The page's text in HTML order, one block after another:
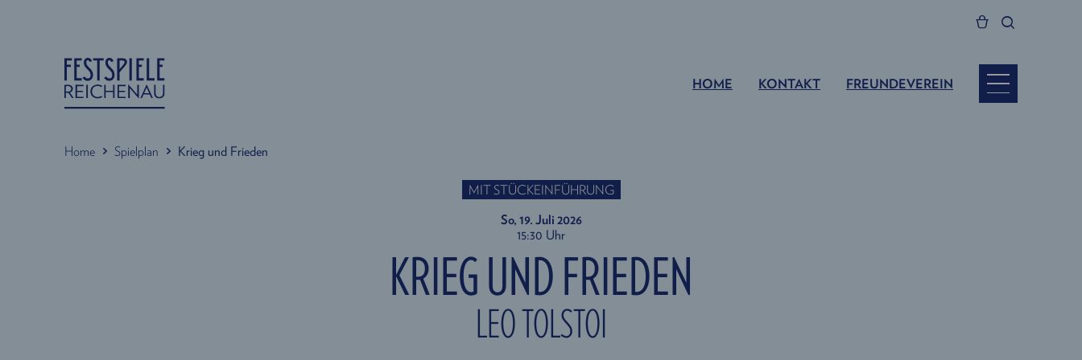
HOME KONTAKT FREUNDEVEREIN
Home Spielplan Krieg und Frieden
MIT STÜCKEINFÜHRUNG
So, 19. Juli 2026
15:30 Uhr
KRIEG UND FRIEDEN
LEO TOLSTOI